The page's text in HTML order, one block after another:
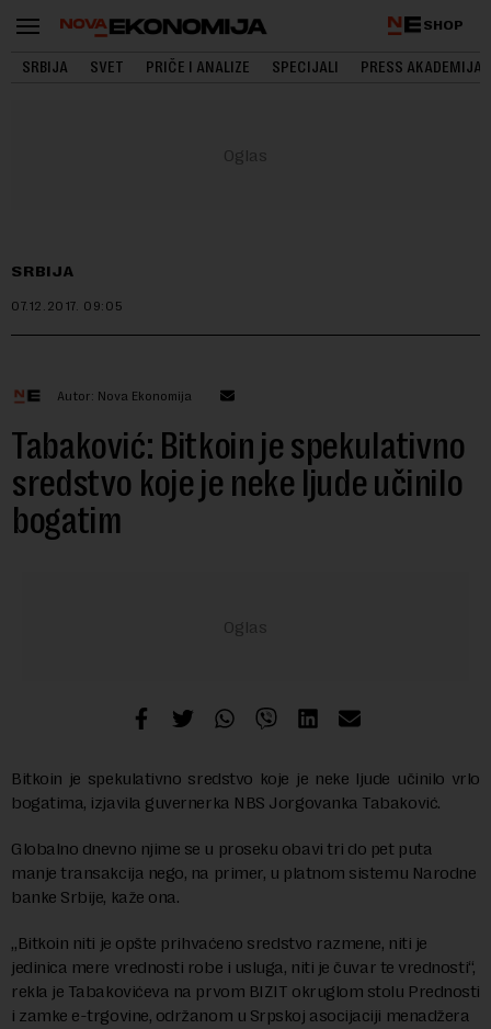
SHOP
SRBIJA SVET PRIČE I ANALIZE SPECIJALI PRESS AKADEMIJA
SRBIJA
07.12.2017. 09:05
Autor: Nova Ekonomija
Tabaković: Bitkoin je spekulativno
sredstvo koje je neke ljude učinilo
bogatim
Bitkoin je spekulativno sredstvo koje je neke ljude učinilo vrlo
bogatima, izjavila guvernerka NBS Jorgovanka Tabaković.
Globalno dnevno njime se u proseku obavi tri do pet puta
manje transakcija nego, na primer, u platnom sistemu Narodne
banke Srbije, kaže ona.
„Bitkoin niti je opšte prihvaćeno sredstvo razmene, niti je
jedinica mere vrednosti robe i usluga, niti je čuvar te vrednosti“,
rekla je Tabakovićeva na prvom BIZIT okruglom stolu Prednosti
i zamke e-trgovine, održanom u Srpskoj asocijaciji menadžera